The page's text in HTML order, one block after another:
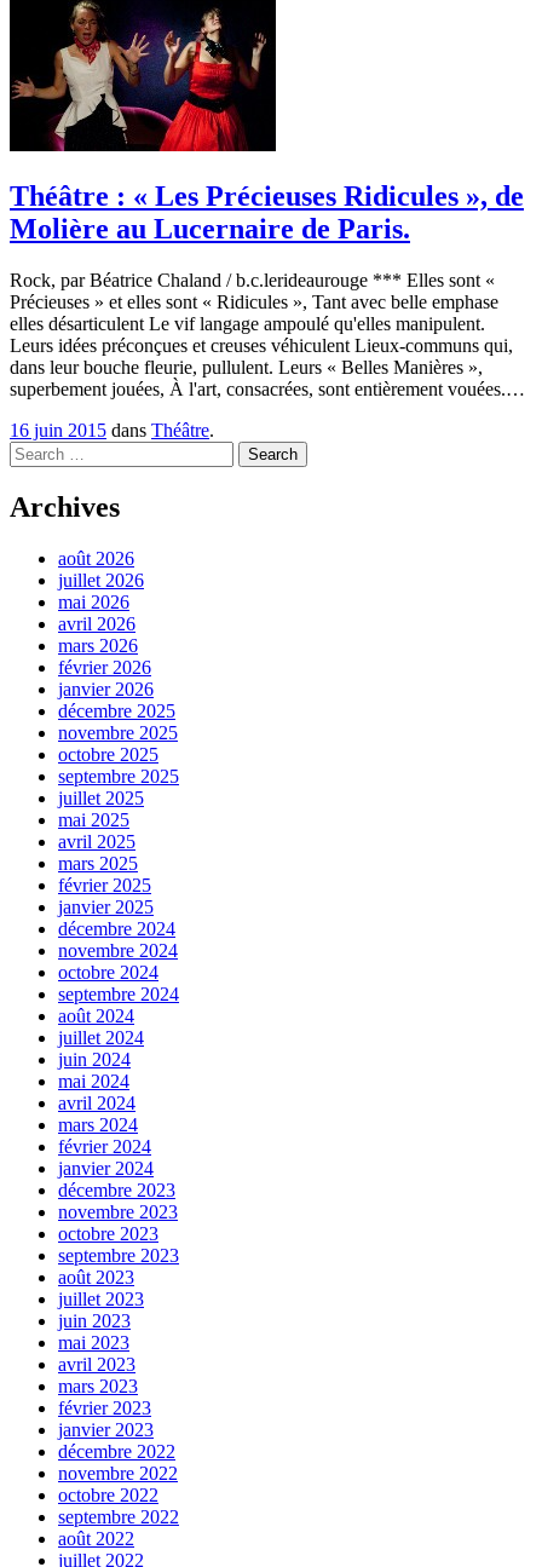
Théâtre : « Les Précieuses Ridicules », de
Molière au Lucernaire de Paris.
Rock, par Béatrice Chaland / b.c.lerideaurouge *** Elles sont «
Précieuses » et elles sont « Ridicules », Tant avec belle emphase
elles désarticulent Le vif langage ampoulé qu'elles manipulent.
Leurs idées préconçues et creuses véhiculent Lieux-communs qui,
dans leur bouche fleurie, pullulent. Leurs « Belles Manières »,
superbement jouées, À l'art, consacrées, sont entièrement vouées.…
16 juin 2015 dans Théâtre.
Search
Archives
août 2026
juillet 2026
mai 2026
avril 2026
mars 2026
février 2026
janvier 2026
décembre 2025
novembre 2025
octobre 2025
septembre 2025
juillet 2025
mai 2025
avril 2025
mars 2025
février 2025
janvier 2025
décembre 2024
novembre 2024
octobre 2024
septembre 2024
août 2024
juillet 2024
juin 2024
mai 2024
avril 2024
mars 2024
février 2024
janvier 2024
décembre 2023
novembre 2023
octobre 2023
septembre 2023
août 2023
juillet 2023
juin 2023
mai 2023
avril 2023
mars 2023
février 2023
janvier 2023
décembre 2022
novembre 2022
octobre 2022
septembre 2022
août 2022
juillet 2022